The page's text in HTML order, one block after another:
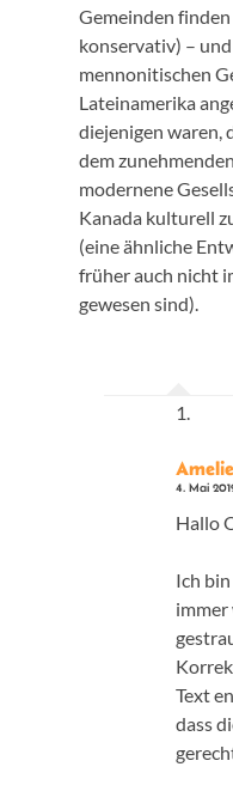
Gemeinden
konservativ) –
mennonitischen
Lateinamerika
diejenigen waren,
dem
modernene
Kanada kulturell
(eine ähnliche
früher auch nicht
gewesen sind).
4. Mai
Hallo
Ich
immer
Text
dass